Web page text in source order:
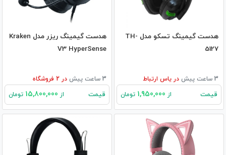
هدست گیمینگ تسکو مدل TH-
5127
3 ساعت پیش در یاس ارتباط
قیمت از تومان
هدست گیمینگ ریزر مدل Kraken
V3 HyperSense
3 ساعت پیش در فروشگاه
قیمت از تومان